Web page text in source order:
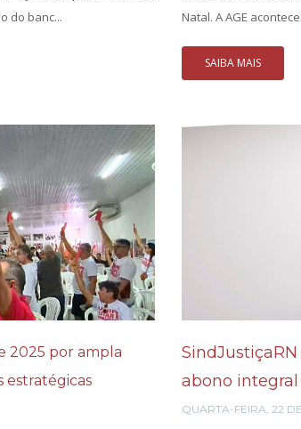
do banc...
Natal. A AGE
SAIBA MAIS
2025 por ampla
estratégicas
abono
QUARTA-FEIRA, 22